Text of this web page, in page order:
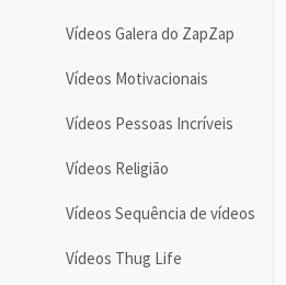
Vídeos Galera do ZapZap
Vídeos Motivacionais
Vídeos Pessoas Incríveis
Vídeos Religião
Vídeos Sequência de vídeos
Vídeos Thug Life